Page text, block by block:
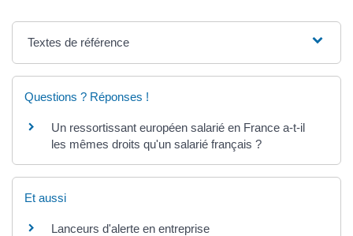
Textes de référence
Questions ? Réponses !
Un ressortissant européen salarié en France a-t-il
les mêmes droits qu'un salarié français ?
Et aussi
Lanceurs d'alerte en entreprise